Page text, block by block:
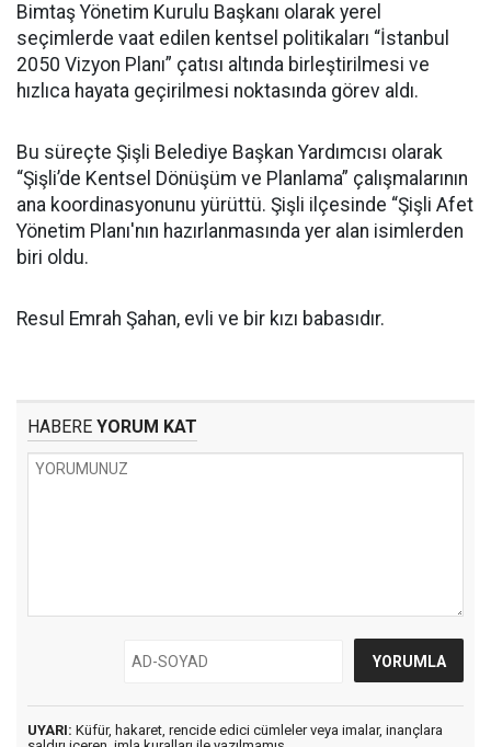
Bimtaş Yönetim Kurulu Başkanı olarak yerel
seçimlerde vaat edilen kentsel politikaları “İstanbul
2050 Vizyon Planı” çatısı altında birleştirilmesi ve
hızlıca hayata geçirilmesi noktasında görev aldı.
Bu süreçte Şişli Belediye Başkan Yardımcısı olarak
“Şişli’de Kentsel Dönüşüm ve Planlama” çalışmalarının
ana koordinasyonunu yürüttü. Şişli ilçesinde “Şişli Afet
Yönetim Planı'nın hazırlanmasında yer alan isimlerden
biri oldu.
Resul Emrah Şahan, evli ve bir kızı babasıdır.
HABERE YORUM KAT
UYARI: Küfür, hakaret, rencide edici cümleler veya imalar, inançlara